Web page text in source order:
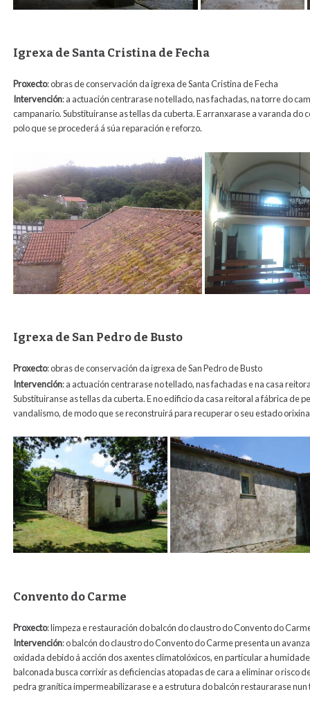
Igrexa de Santa Cristina de Fecha
Proxecto: obras de conservación da igrexa de Santa Cristina de Fecha
Intervención: a actuación centrarase no tellado, nas fachadas, na torre do
campanario. Substituiranse as tellas da cuberta. E arranxarase a varanda
polo que se procederá á súa reparación e reforzo.
Igrexa de San Pedro de Busto
Proxecto: obras de conservación da igrexa de San Pedro de Busto
Intervención: a actuación centrarase no tellado, nas fachadas e na casa
Substituiranse as tellas da cuberta. E no edificio da casa reitoral a fábrica de
vandalismo, de modo que se reconstruirá para recuperar o seu estado
Convento do Carme
Proxecto: limpeza e restauración do balcón do claustro do Convento do
Intervención: o balcón do claustro do Convento do Carme presenta un
oxidada debido á acción dos axentes climatolóxicos, en particular a
balconada busca corrixir as deficiencias atopadas de cara a eliminar o risco
pedra granítica impermeabilizarase e a estrutura do balcón restaurarase nun